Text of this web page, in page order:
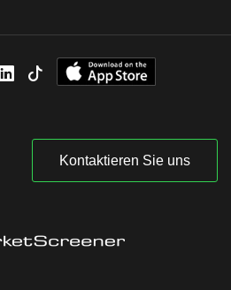
Kontaktieren Sie uns